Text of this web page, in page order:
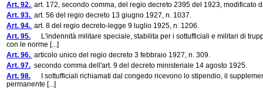
Art. 92. art. 172, secondo comma, del regio decreto 2395 del 1923,
Art. 93. art. 56 del regio decreto 13 giugno 1927, n. 1037.
Art. 94. art. 8 del regio decreto-legge 9 luglio 1925, n. 1206.
Art. 95. L'indennità militare speciale, stabilita per i sottufficiali e militari di
con le norme [...]
Art. 96. articolo unico del regio decreto 3 febbraio 1927, n. 309.
Art. 97. secondo comma dell'art. 9 del decreto ministeriale 14 agosto 1925.
Art. 98. I sottufficiali richiamati dal congedo ricevono lo stipendio, il
permanente [...]